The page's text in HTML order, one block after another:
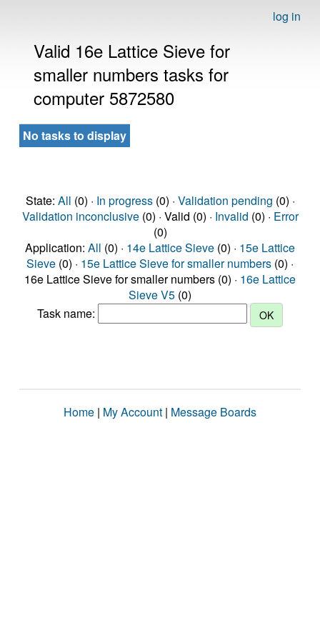
log in
Valid 16e Lattice Sieve for
smaller numbers tasks for
computer 5872580
No tasks to display
State: All (0) · In progress(0) · Validation pending (0) ·
Validation inconclusive(0) · Valid (0) · Invalid (0) · Error
(0)
Application: All (0) · 14e Lattice Sieve (0) · 15e Lattice
Sieve (0) · 15e Lattice Sieve for smaller numbers (0) ·
16e Lattice Sieve for smaller numbers (0) · 16e Lattice
Sieve V5 (0)
Task name:
Home | My Account | Message Boards